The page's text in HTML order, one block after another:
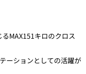
MAX151キロのクロス
ーションとしての活躍が